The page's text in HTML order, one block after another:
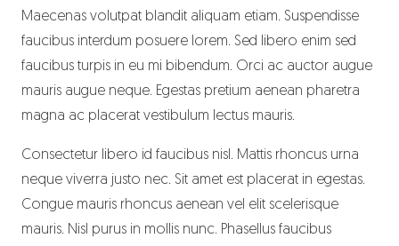
Maecenas volutpat blandit aliquam etiam. Suspendisse
faucibus interdum posuere lorem. Sed libero enim sed
faucibus turpis in eu mi bibendum. Orci ac auctor augue
mauris augue neque. Egestas pretium aenean pharetra
magna ac placerat vestibulum lectus mauris.
Consectetur libero id faucibus nisl. Mattis rhoncus urna
neque viverra justo nec. Sit amet est placerat in egestas.
Congue mauris rhoncus aenean vel elit scelerisque
mauris. Nisl purus in mollis nunc. Phasellus faucibus